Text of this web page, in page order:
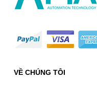
VỀ CHÚNG TÔI